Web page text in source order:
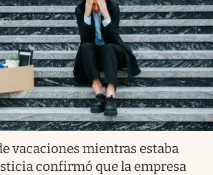
vacaciones mientras estaba
confirmó que la empresa